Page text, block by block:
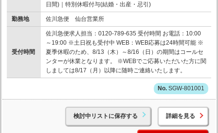
日間)｜特別休暇付与(結婚・出産・忌引)
勤務地 佐川急便 仙台営業所
受付時間
佐川急便求人担当：0120-789-635 受付時間 お電話：10:00
～19:00 ※土日祝も受付中 WEB：WEB応募は24時間可能 ※
夏季休暇のため、8/13（木）～8/16（日）の期間はコールセ
ンターが休業となります。 ※WEBでご応募いただいた方に関
しましては8/17（月）以降に随時ご連絡いたします。
SGW-801001
検討中リストに保存する 詳細を見る